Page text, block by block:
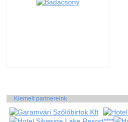
Kiemelt partnereink